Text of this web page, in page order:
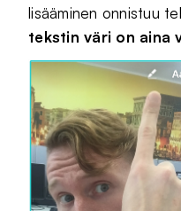
lisääminen onnistuu
tekstin väri on aina